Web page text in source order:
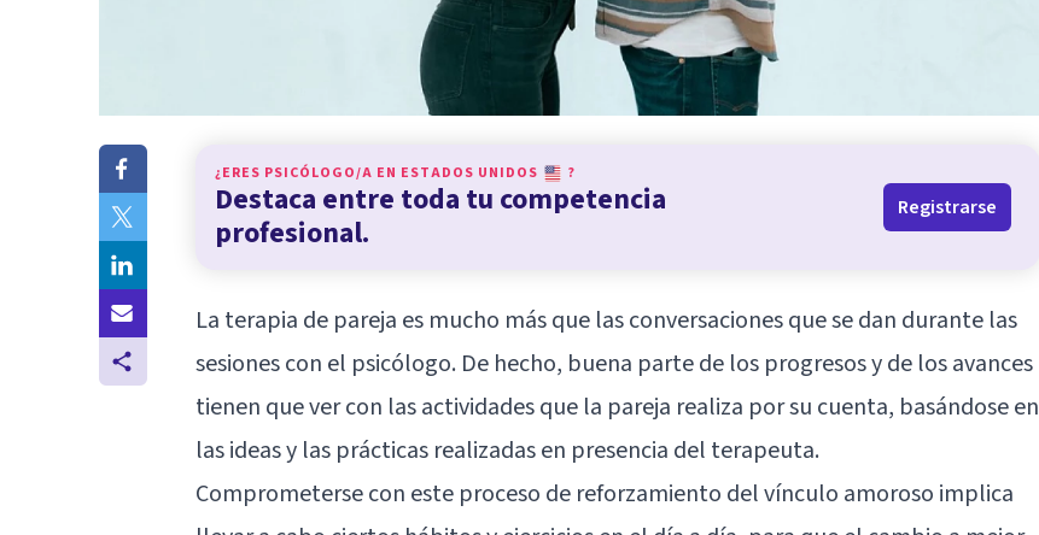
¿ERES PSICÓLOGO/A EN ESTADOS UNIDOS ?
Destaca entre toda tu competencia
profesional.
Registrarse
La terapia de pareja es mucho más que las conversaciones que se dan durante las
sesiones con el psicólogo. De hecho, buena parte de los progresos y de los avances
tienen que ver con las actividades que la pareja realiza por su cuenta, basándose en
las ideas y las prácticas realizadas en presencia del terapeuta.
Comprometerse con este proceso de reforzamiento del vínculo amoroso implica